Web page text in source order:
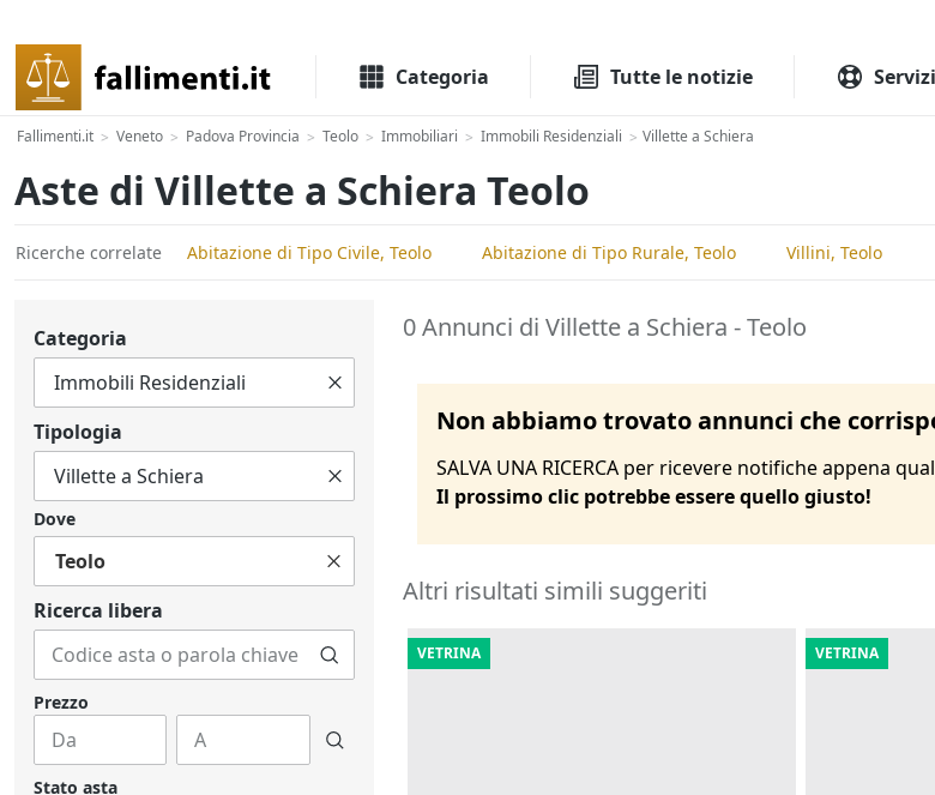
Categoria Tutte le notizie
Fallimenti.it > Veneto > Padova Provincia > Teolo > Immobiliari > Immobili Residenziali > Villette a Schiera
Aste di Villette a Schiera Teolo
Ricerche correlate Abitazione di Tipo Civile, Teolo Abitazione di Tipo Rurale, Teolo Villini, Teolo
Categoria
Tipologia
Dove
Teolo
Ricerca libera
Prezzo
Stato asta
0 Annunci di Villette a Schiera - Teolo
Non abbiamo trovato annunci che
SALVA UNA RICERCA per ricevere notifiche appena
Il prossimo clic potrebbe essere quello giusto!
Altri risultati simili suggeriti
VETRINA VETRINA